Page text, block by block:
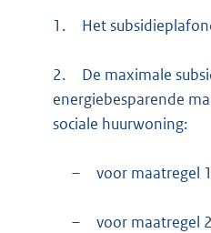
1.
Het
2.
De maximale
energiebesparende
sociale huurwoning:
– voor maatregel
–
voor maatregel